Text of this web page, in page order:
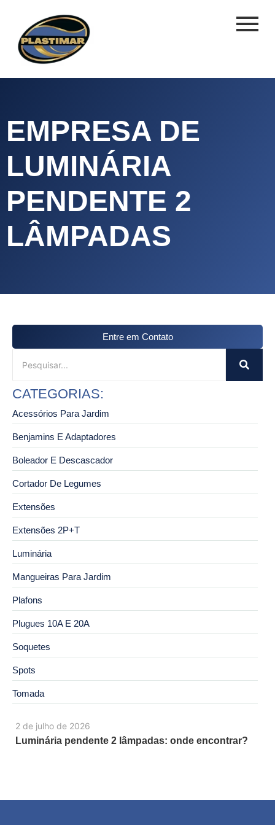
EMPRESA DE
LUMINÁRIA
PENDENTE 2
LÂMPADAS
2 de julho de 2026
Luminária pendente 2 lâmpadas: onde encontrar?
Entre em Contato
CATEGORIAS:
Acessórios Para Jardim
Benjamins E Adaptadores
Boleador E Descascador
Cortador De Legumes
Extensões
Extensões 2P+T
Luminária
Mangueiras Para Jardim
Plafons
Plugues 10A E 20A
Soquetes
Spots
Tomada